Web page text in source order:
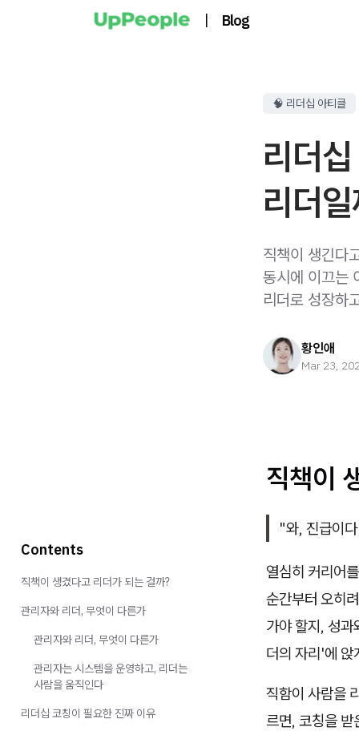
| Blog
🧠 리더십 아티클
리더
리더
직책이 생긴다
동시에 이끄는
리더로 성장하
황인애
Mar 23,
직책이
"와, 진급이
열심히 커리어
순간부터 오히
가야 할지, 성
더의 자리'에 앉
직함이 사람을
르면, 코칭을
Contents
직책이 생겼다고 리더가 되는 걸까?
관리자와 리더, 무엇이 다른가
관리자와 리더, 무엇이 다른가
관리자는 시스템을 운영하고, 리더는
사람을 움직인다
리더십 코칭이 필요한 진짜 이유